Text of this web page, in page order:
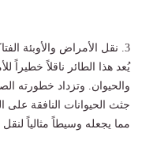
3. نقل الأمراض والأوبئة الفتاكة
يُعد هذا الطائر ناقلاً خطيراً
والحيوان. وتزداد خطورته
جثث الحيوانات النافقة
مما يجعله وسيطاً مثالياً